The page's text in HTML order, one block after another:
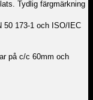
Tydlig färgmärkning
50 173-1 och ISO/IEC
på c/c 60mm och